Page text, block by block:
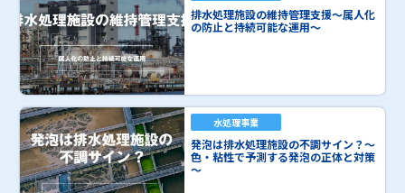
排水処理施設の維持管理支援～属人化
の防止と持続可能な運用～
水処理事業
発泡は排水処理施設の不調サイン？～
色・粘性で予測する発泡の正体と対策
～